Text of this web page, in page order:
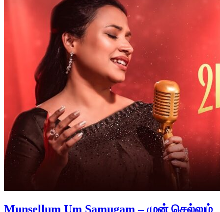
Munsellum Um Samugam – முன் செல்லும்